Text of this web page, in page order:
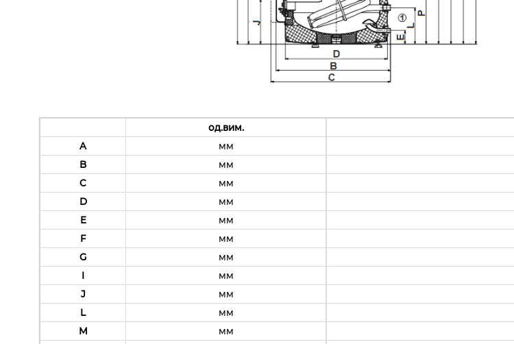
од.вим.
A
мм
B
мм
C
мм
D
мм
E
мм
F
мм
G
мм
I
мм
J
мм
L
мм
M
мм